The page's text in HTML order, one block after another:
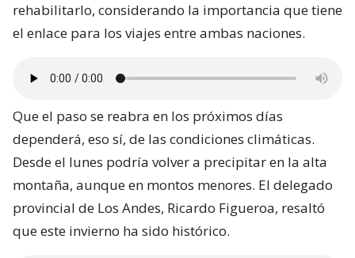
rehabilitarlo, considerando la importancia que tiene
el enlace para los viajes entre ambas naciones.
Que el paso se reabra en los próximos días
dependerá, eso sí, de las condiciones climáticas.
Desde el lunes podría volver a precipitar en la alta
montaña, aunque en montos menores. El delegado
provincial de Los Andes, Ricardo Figueroa, resaltó
que este invierno ha sido histórico.